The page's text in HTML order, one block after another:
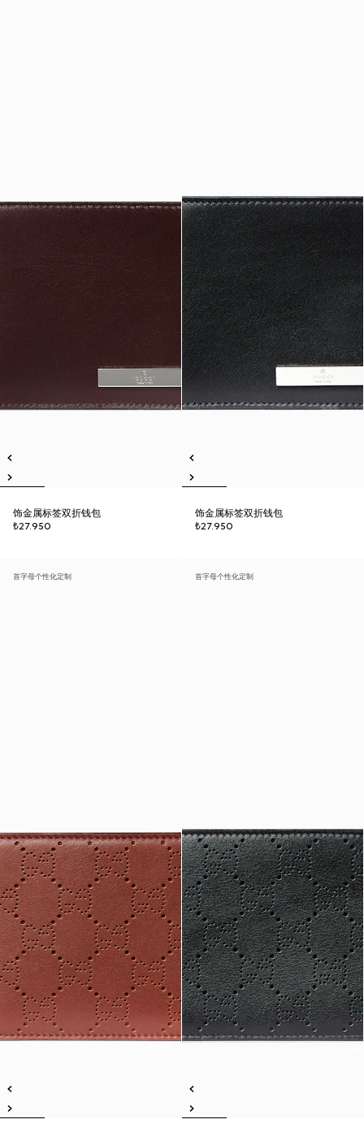
饰金属标签双折钱包
₺27.950
饰金属标签双折钱包
₺27.950
首字母个性化定制 首字母个性化定制